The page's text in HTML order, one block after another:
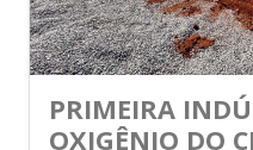
PRIMEIRA
OXIGÊNIO DO